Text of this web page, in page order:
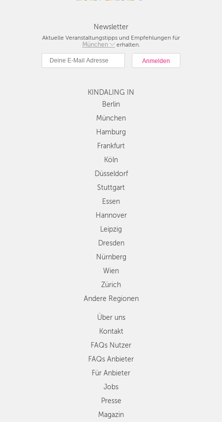
Newsletter
Aktuelle Veranstaltungstipps und Empfehlungen für
München
Berlin
München
Hamburg
Köln
Düsseldorf
Stuttgart
Nürnberg
Andere
Regionen
erhalten.
KINDALING IN
Berlin
München
Hamburg
Frankfurt
Köln
Düsseldorf
Stuttgart
Essen
Hannover
Leipzig
Dresden
Nürnberg
Wien
Zürich
Andere Regionen
Über uns
Kontakt
FAQs Nutzer
FAQs Anbieter
Für Anbieter
Jobs
Presse
Magazin